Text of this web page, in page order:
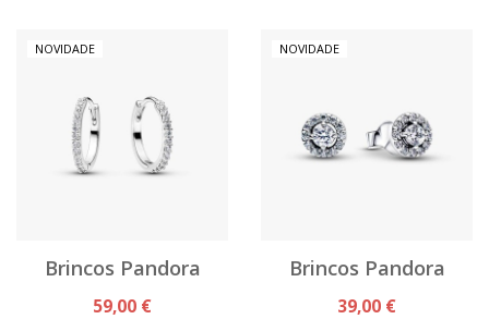
NOVIDADE
Brincos Pandora
59,00 €
NOVIDADE
Brincos Pandora
39,00 €